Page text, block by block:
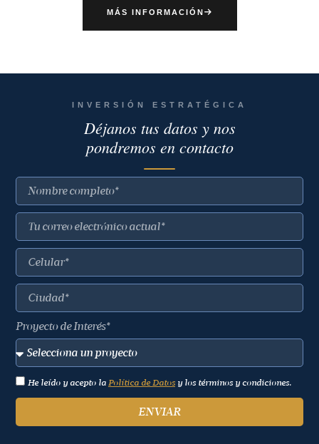
MÁS INFORMACIÓN
INVERSIÓN ESTRATÉGICA
Déjanos tus datos y nos
pondremos en contacto
Proyecto de Interés*
He leído y acepto la Política de Datos y los términos y condiciones.
ENVIAR